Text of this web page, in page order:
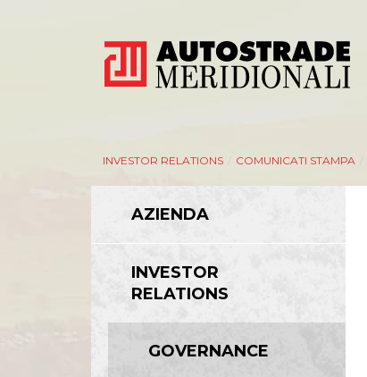
INVESTOR RELATIONS COMUNICATI STAMPA
AZIENDA
INVESTOR
RELATIONS
GOVERNANCE